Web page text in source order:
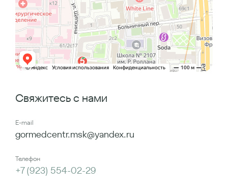
Свяжитесь с нами
E-mail
gormedcentr.msk@yandex.ru
Телефон
+7 (923) 554-02-29